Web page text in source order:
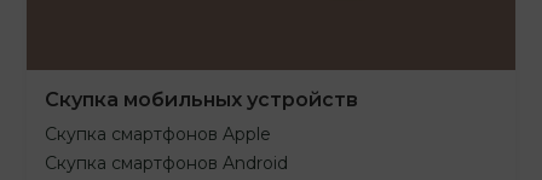
Скупка мобильных устройств
Скупка смартфонов Apple
Скупка смартфонов Android